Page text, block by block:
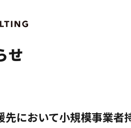
せ
先において小規模事業